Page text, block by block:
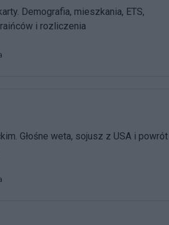
Demografia, mieszkania, ETS,
i rozliczenia
Głośne weta, sojusz z USA i powrót